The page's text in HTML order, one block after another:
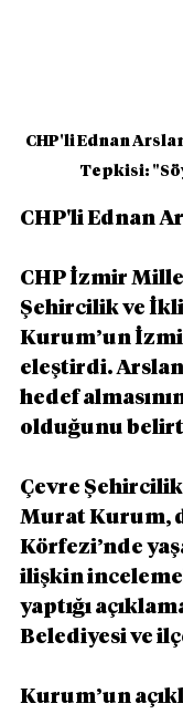
CHP'li Ednan
Tepkisi:
CHP'li Ednan
CHP İzmir
Şehircilik ve
Kurum’un
eleştirdi.
hedef
olduğunu
Çevre
Murat Kurum,
Körfezi’nde
ilişkin
yaptığı
Belediyesi ve
Kurum’un